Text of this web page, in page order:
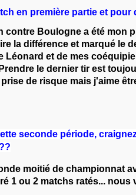
en première partie et pour
contre Boulogne a été mon
la différence et marqué le
Léonard et de mes
le dernier tir est
de risque mais j'aime
seconde période,
moitié de championnat
1 ou 2 matchs ratés...